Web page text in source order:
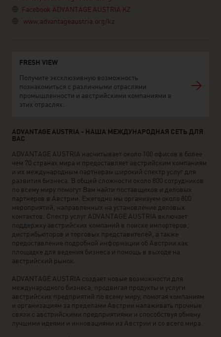
Facebook ADVANTAGE AUSTRIA KZ
www.advantageaustria.org/kz
FRESH VIEW
Получите эксклюзивную возможность
познакомиться с различными отраслями
промышленности и австрийскими компаниями в
этих отраслях.
ADVANTAGE AUSTRIA - НАША МЕЖДУНАРОДНАЯ СЕТЬ ДЛЯ
ВАС
ADVANTAGE AUSTRIA насчитывает около 100 офисов в более
чем 70 странах мира и предоставляет австрийским компаниям
и их международным партнерам широкий спектр услуг для
развития бизнеса. В общей сложности около 800 сотрудников
по всему миру помогут Вам найти поставщиков и деловых
партнеров в Австрии. Ежегодно мы организуем около 800
мероприятий, направленных на установление деловых
контактов. Спектр услуг ADVANTAGE AUSTRIA включает
поддержку австрийских компаний в поиске импортеров,
дистрибьюторов и торговых представителей, а также
предоставление подробной информации об Австрии как
площадке для ведения бизнеса и помощь в выходе на
австрийский рынок.
ADVANTAGE AUSTRIA создает новые возможности для
международного бизнеса, продвигая продукты и услуги
австрийских предприятий по всему миру, помогая компаниям
и организациям за пределами Австрии налаживать прочные
связи с австрийскими предприятиями и способствуя обмену
лучшими идеями и инновациями из Австрии и со всего мира.